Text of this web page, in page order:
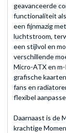
geavanceerde
functionaliteit
een fijnmazig
luchtstroom,
een stijlvol en
verschillende
Micro-ATX en
grafische
fans en
flexibel
Daarnaast is de
krachtige